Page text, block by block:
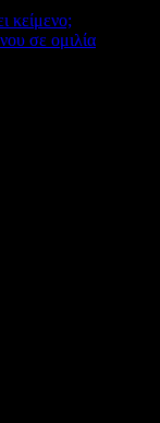
κείμενο;
σε ομιλία